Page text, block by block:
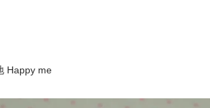
Happy me